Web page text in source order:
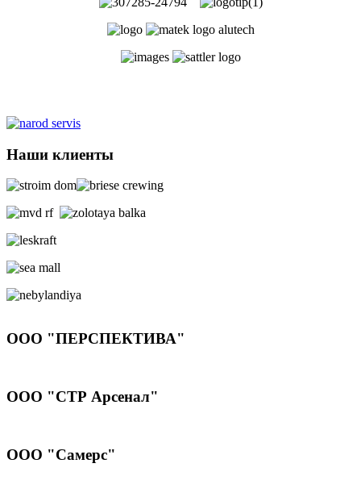
Наши клиенты
ООО "ПЕРСПЕКТИВА"
ООО "СТР Арсенал"
ООО "Самерс"